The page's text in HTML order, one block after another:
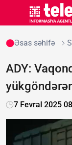
Əsas səhifə
ADY:
7 Fevral 2025